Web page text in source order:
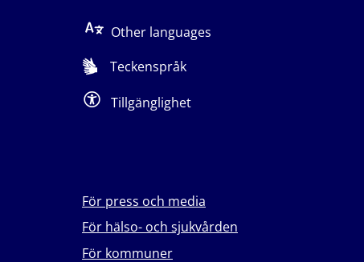
Other languages
Teckenspråk
Tillgänglighet
För press och media
För hälso- och sjukvården
För kommuner